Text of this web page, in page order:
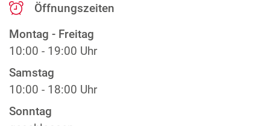
Öffnungszeiten
Montag - Freitag
10:00 - 19:00 Uhr
Samstag
10:00 - 18:00 Uhr
Sonntag